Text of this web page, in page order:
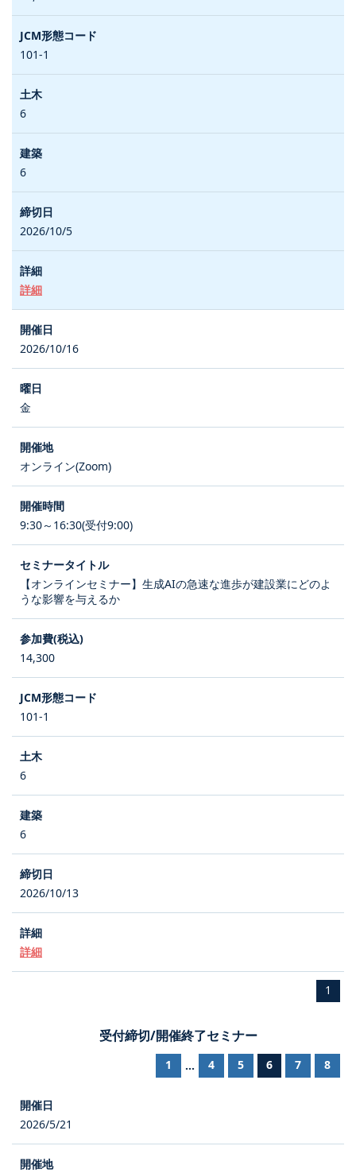
101-1
6
6
2026/10/5
詳細
2026/10/16
金
オンライン(Zoom)
9:30～16:30(受付9:00)
【オンラインセミナー】生成AIの急速な進歩が建設業にどのよ
うな影響を与えるか
14,300
101-1
6
6
2026/10/13
詳細
1
受付締切/開催終了セミナー
1 ... 4 5 6 7 8
2026/5/21